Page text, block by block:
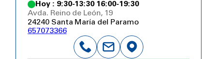
Hoy : 9:30-13:30 16:00-19:30
Avda. Reino de León, 19
24240 Santa María del Paramo
657073366